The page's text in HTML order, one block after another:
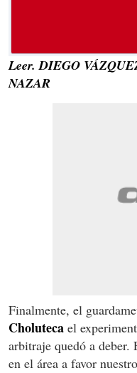
Leer. DIEGO
NAZAR
Finalmente, el
Choluteca el
arbitraje quedó a
en el área a favor